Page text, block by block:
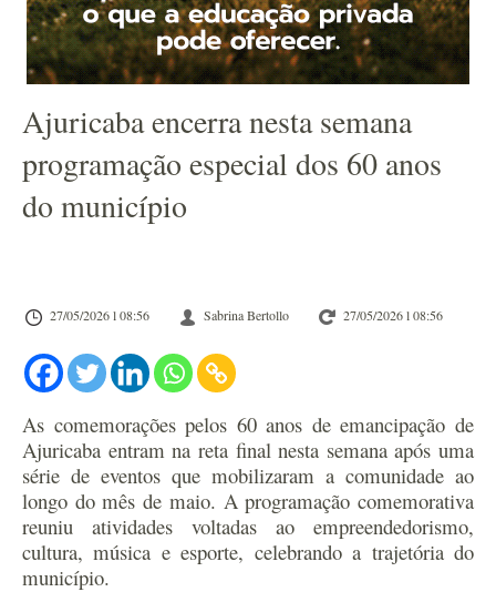
Ajuricaba encerra nesta semana
programação especial dos 60 anos
do município
27/05/2026 l 08:56 Sabrina Bertollo 27/05/2026 l 08:56
As comemorações pelos 60 anos de emancipação de
Ajuricaba entram na reta final nesta semana após uma
série de eventos que mobilizaram a comunidade ao
longo do mês de maio. A programação comemorativa
reuniu atividades voltadas ao empreendedorismo,
cultura, música e esporte, celebrando a trajetória do
município.